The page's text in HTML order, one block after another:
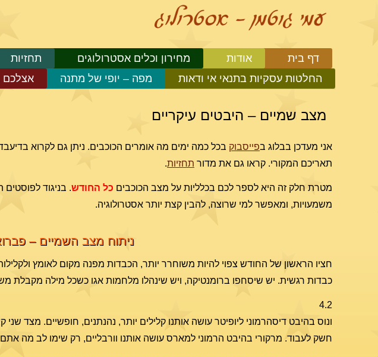
דף בית אודות מחירון וכלים אסטרולוגים תחזיות
החלטות עסקיות בתנאי אי ודאות
מפה – יופי של מתנה אצלכם
מצב שמיים – היבטים עיקריים
אני מעדכן בבלוג בפייסבוק בכל כמה ימים מה אומרים הכוכבים. ניתן גם לקרוא
תאריכם המקורי. קראו גם את מדור תחזיות.
מטרת חלק זה היא לספר לכם בכלליות על מצב הכוכבים כל החודש. בניגוד
משמעויות, ומאפשר למי שרוצה, להבין קצת יותר אסטרולוגיה.
ניתוח מצב השמיים – פברואר
חציו הראשון של החודש צפוי להיות משוחרר יותר, הכבדות מפנה מקום לאומץ
כבדות רגשית. יש שיסחפו ברומנטיקה, ויש שינהלו מלחמות אגו כשכל מילה מקבלת
4.2
ונוס בהיבט דיסהרמוני ליופיטר עושה אותנו קלילים יותר, נהנתנים, חופשיים. מצד
חשק לעבוד. מרקורי בהיבט הרמוני למארס עושה אותנו וורבליים, רק שימו לב מה